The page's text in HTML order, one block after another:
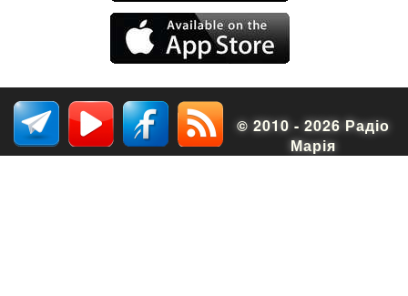
© 2010 - 2026 Радіо
Марія